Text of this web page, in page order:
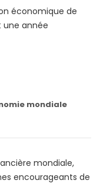
économique de
une année
mondiale
mondiale,
encourageants de